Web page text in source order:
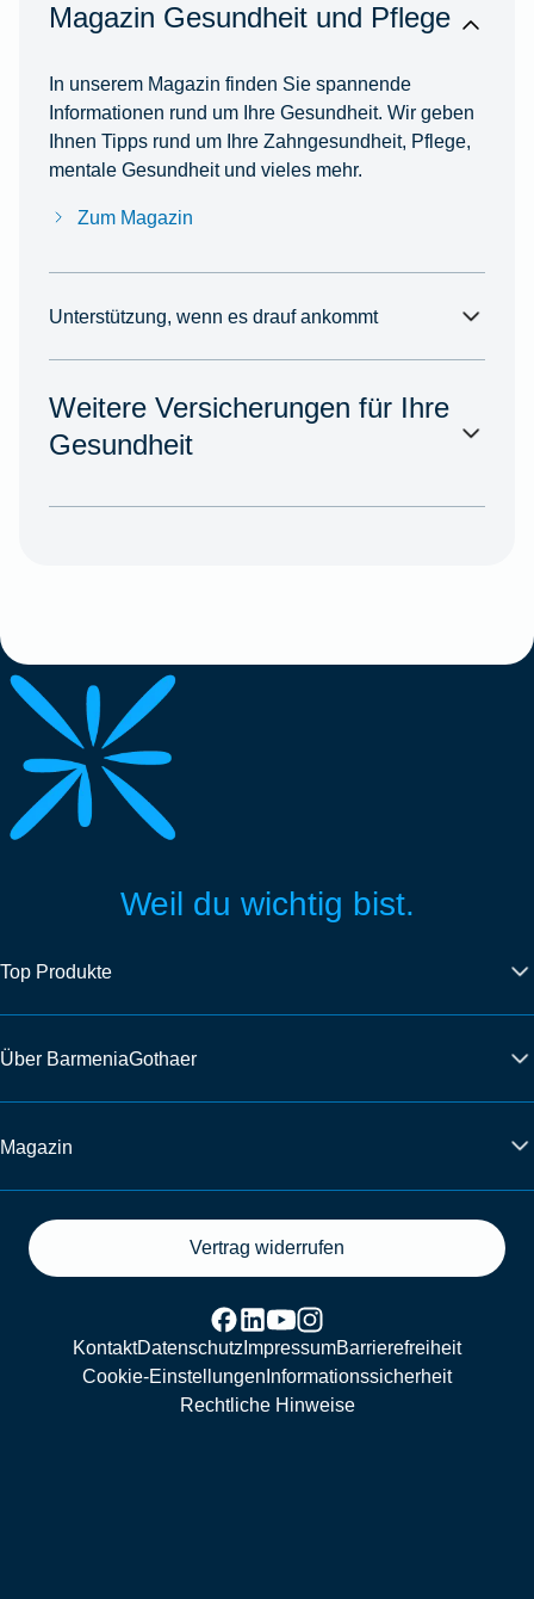
Magazin Gesundheit und Pflege
In unserem Magazin finden Sie spannende
Informationen rund um Ihre Gesundheit. Wir geben
Ihnen Tipps rund um Ihre Zahngesundheit, Pflege,
mentale Gesundheit und vieles mehr.
Zum Magazin
Unterstützung, wenn es drauf ankommt
Weitere Versicherungen für Ihre
Gesundheit
Weil du wichtig bist.
Top Produkte
Über BarmeniaGothaer
Magazin
Vertrag widerrufen
KontaktDatenschutz ImpressumBarrierefreiheit
Cookie-Einstellungen Informationssicherheit
Rechtliche Hinweise